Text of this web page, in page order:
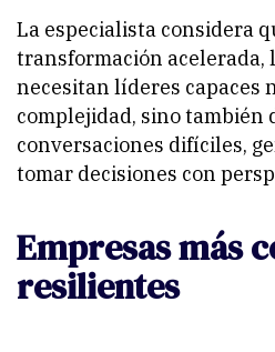
La especialista considera
transformación acelerada,
necesitan líderes capaces
complejidad, sino también
conversaciones difíciles,
tomar decisiones con
Empresas más
resilientes